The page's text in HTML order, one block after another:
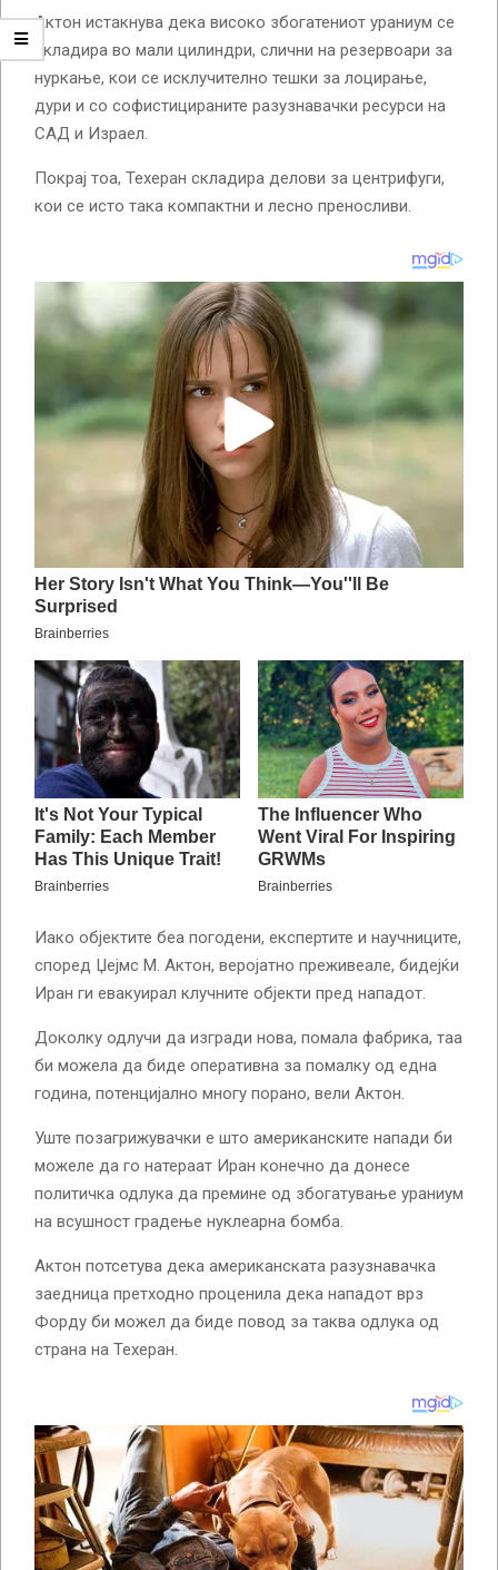
Актон истакнува дека високо збогатениот ураниум се
складира во мали цилиндри, слични на резервоари за
нуркање, кои се исклучително тешки за лоцирање,
дури и со софистицираните разузнавачки ресурси на
САД и Израел.
Покрај тоа, Техеран складира делови за центрифуги,
кои се исто така компактни и лесно преносливи.
Иако објектите беа погодени, експертите и научниците,
според Џејмс М. Актон, веројатно преживеале, бидејќи
Иран ги евакуирал клучните објекти пред нападот.
Доколку одлучи да изгради нова, помала фабрика, таа
би можела да биде оперативна за помалку од една
година, потенцијално многу порано, вели Актон.
Уште позагрижувачки е што американските напади би
можеле да го натераат Иран конечно да донесе
политичка одлука да премине од збогатување ураниум
на всушност градење нуклеарна бомба.
Актон потсетува дека американската разузнавачка
заедница претходно проценила дека нападот врз
Форду би можел да биде повод за таква одлука од
страна на Техеран.